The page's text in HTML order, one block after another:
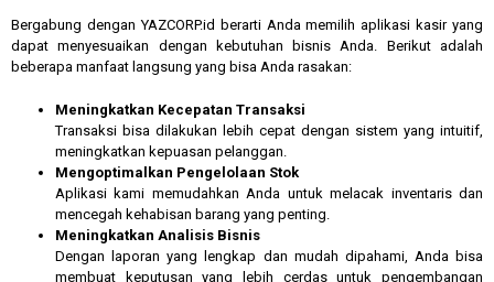
Bergabung dengan YAZCORP.id berarti Anda memilih aplikasi kasir yang
dapat menyesuaikan dengan kebutuhan bisnis Anda. Berikut adalah
beberapa manfaat langsung yang bisa Anda rasakan:
Meningkatkan Kecepatan Transaksi
Transaksi bisa dilakukan lebih cepat dengan sistem yang intuitif,
meningkatkan kepuasan pelanggan.
Mengoptimalkan Pengelolaan Stok
Aplikasi kami memudahkan Anda untuk melacak inventaris dan
mencegah kehabisan barang yang penting.
Meningkatkan Analisis Bisnis
Dengan laporan yang lengkap dan mudah dipahami, Anda bisa
membuat keputusan yang lebih cerdas untuk pengembangan